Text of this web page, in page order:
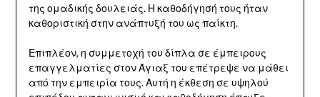
της ομαδικής δουλειάς. Η καθοδήγησή τους ήταν
καθοριστική στην ανάπτυξή του ως παίκτη.
Επιπλέον, η συμμετοχή του δίπλα σε έμπειρους
επαγγελματίες στον Άγιαξ του επέτρεψε να μάθει
από την εμπειρία τους. Αυτή η έκθεση σε υψηλού